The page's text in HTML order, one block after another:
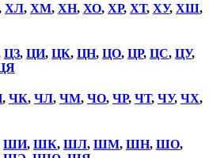
ХЛ, ХМ, ХН, ХО, ХР, ХТ, ХУ, ХШ,
ЦЗ, ЦИ, ЦК, ЦН, ЦО, ЦР, ЦС, ЦУ,
, ЧК, ЧЛ, ЧМ, ЧО, ЧР, ЧТ, ЧУ, ЧХ,
ШИ, ШК, ШЛ, ШМ, ШН, ШО,